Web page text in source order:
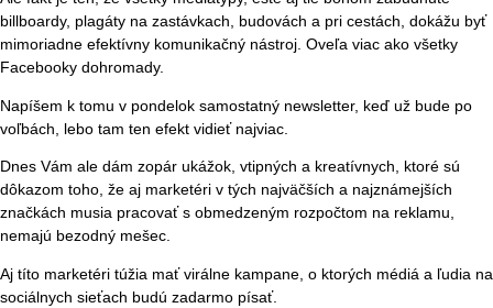
billboardy, plagáty na zastávkach, budovách a pri cestách, dokážu byť
mimoriadne efektívny komunikačný nástroj. Oveľa viac ako všetky
Facebooky dohromady.
Napíšem k tomu v pondelok samostatný newsletter, keď už bude po
voľbách, lebo tam ten efekt vidieť najviac.
Dnes Vám ale dám zopár ukážok, vtipných a kreatívnych, ktoré sú
dôkazom toho, že aj marketéri v tých najväčších a najznámejších
značkách musia pracovať s obmedzeným rozpočtom na reklamu,
nemajú bezodný mešec.
Aj títo marketéri túžia mať virálne kampane, o ktorých médiá a ľudia na
sociálnych sieťach budú zadarmo písať.